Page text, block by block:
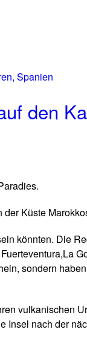
den
Küste
könnten. Die
sondern
vulkanischen
Insel nach der